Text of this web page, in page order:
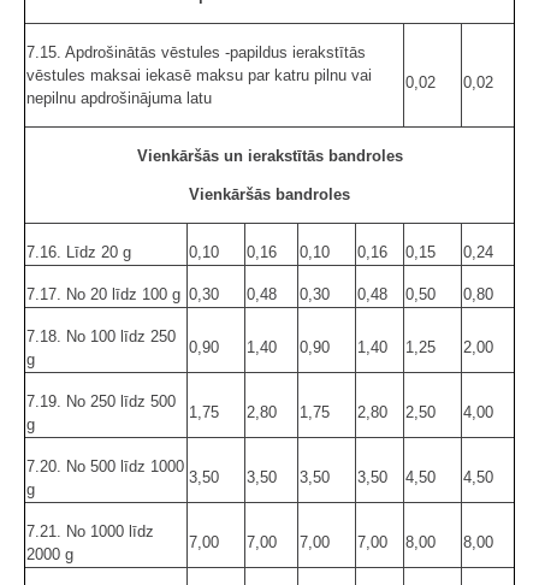
7.15. Apdrošinātās vēstules -papildus ierakstītās
vēstules maksai iekasē maksu par katru pilnu vai
nepilnu apdrošinājuma latu
0,02 0,02
Vienkāršās un ierakstītās bandroles
Vienkāršās bandroles
7.16. Līdz 20 g 0,10 0,16 0,10 0,16 0,15 0,24
7.17. No 20 līdz 100 g 0,30 0,48 0,30 0,48 0,50 0,80
7.18. No 100 līdz 250
g
0,90 1,40 0,90 1,40 1,25 2,00
7.19. No 250 līdz 500
g
1,75 2,80 1,75 2,80 2,50 4,00
7.20. No 500 līdz 1000
g
3,50 3,50 3,50 3,50 4,50 4,50
7.21. No 1000 līdz
2000 g
7,00 7,00 7,00 7,00 8,00 8,00